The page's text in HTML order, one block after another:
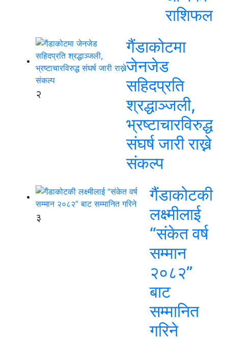
राशिफल
२
गैंडाकोटमा
जेनजेड
सहिदप्रति
श्रद्धाञ्जली,
भ्रष्टाचारविरुद्ध
संघर्ष जारी राख्ने
संकल्प
३
गैंडाकोटकी
लक्ष्मीलाई
“संकेत वर्ष
सम्मान
२०८२”
बाट
सम्मानित
गरिने